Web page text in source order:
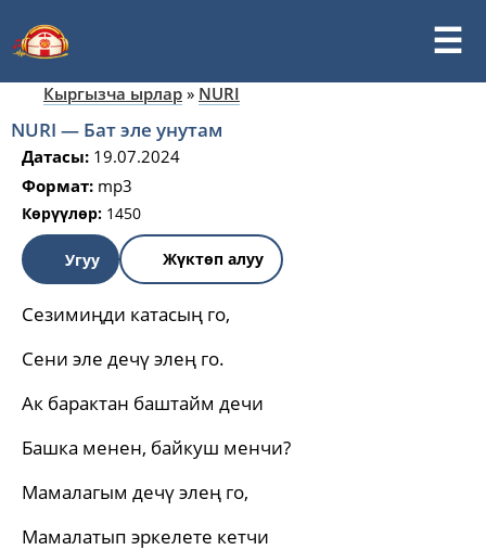
Кыргызча ырлар » NURI
NURI — Бат эле унутам
Датасы: 19.07.2024
Формат: mp3
Көрүүлөр: 1450
Угуу Жүктөп алуу
Сезимиңди катасың го,
Сени эле дечү элең го.
Ак барактан баштайм дечи
Башка менен, байкуш менчи?
Мамалагым дечү элең го,
Мамалатып эркелете кетчи